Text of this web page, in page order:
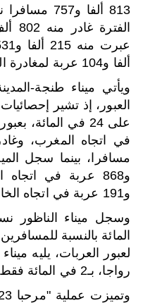
813 ألفا
ألفا و104 عربة لمغادرة التراب الوطني.
ويأتي ميناء طنجة-
العبور، إذ تشير
و191 عربة في اتجاه الخارج.
لعبور العربات، يليه
رواجا، بـ2 في المائة فقط.